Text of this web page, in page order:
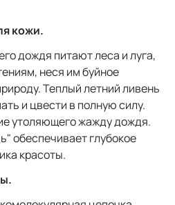
кожи.
дождя питают леса и луга,
неся им буйное
Теплый летний ливень
и цвести в полную силу.
утоляющего жажду дождя.
обеспечивает глубокое
красоты.